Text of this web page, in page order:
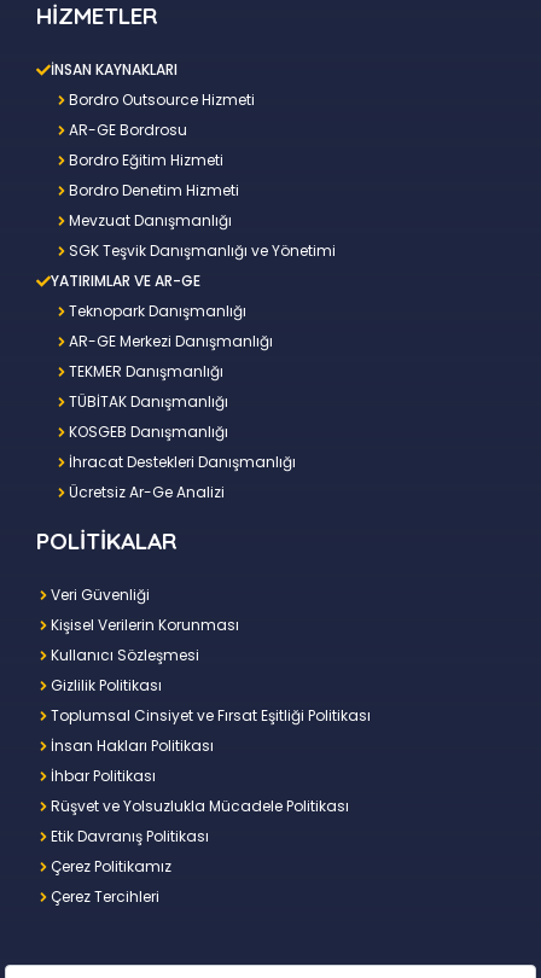
HİZMETLER
İNSAN KAYNAKLARI
Bordro Outsource Hizmeti
AR-GE Bordrosu
Bordro Eğitim Hizmeti
Bordro Denetim Hizmeti
Mevzuat Danışmanlığı
SGK Teşvik Danışmanlığı ve Yönetimi
YATIRIMLAR VE AR-GE
Teknopark Danışmanlığı
AR-GE Merkezi Danışmanlığı
TEKMER Danışmanlığı
TÜBİTAK Danışmanlığı
KOSGEB Danışmanlığı
İhracat Destekleri Danışmanlığı
Ücretsiz Ar-Ge Analizi
POLİTİKALAR
Veri Güvenliği
Kişisel Verilerin Korunması
Kullanıcı Sözleşmesi
Gizlilik Politikası
Toplumsal Cinsiyet ve Fırsat Eşitliği Politikası
İnsan Hakları Politikası
İhbar Politikası
Rüşvet ve Yolsuzlukla Mücadele Politikası
Etik Davranış Politikası
Çerez Politikamız
Çerez Tercihleri